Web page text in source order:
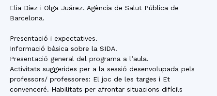
Elia Díez i Olga Juárez. Agència de Salut Pública de
Barcelona.
Presentació i expectatives.
Informació bàsica sobre la SIDA.
Presentació general del programa a l’aula.
Activitats suggerides per a la sessió desenvolupada pels
professors/ professores: El joc de les targes i Et
convenceré. Habilitats per afrontar situacions difícils